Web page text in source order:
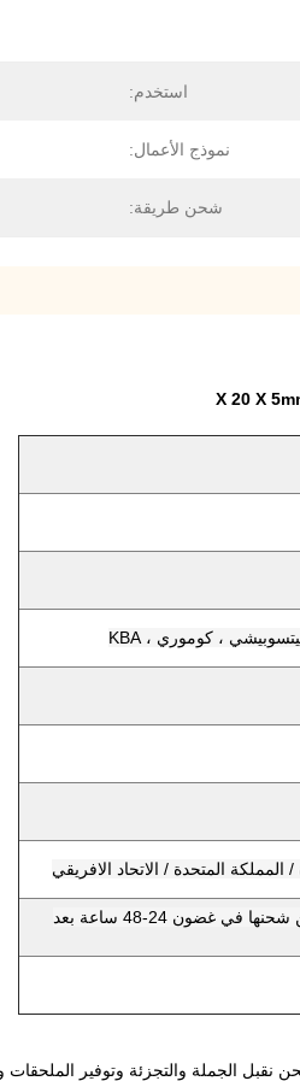
استخدم:
نموذج الأعمال:
شحن طريقة:
4. الحفاظ على مخزون كبير من السلع ، والتي يمكن شحنها في غضون 24-48 ساعة بعد